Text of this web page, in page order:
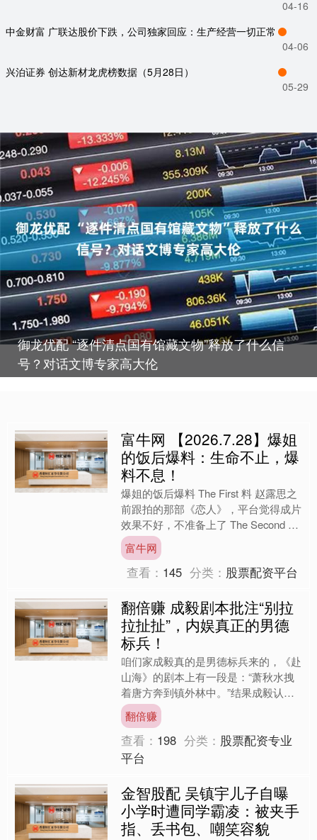
04-16
中金财富 广联达股价下跌，公司独家回应：生产经营一切正常
04-06
兴泊证券 创达新材龙虎榜数据（5月28日）
05-29
御龙优配 “逐件清点国有馆藏文物”释放了什么信
号？对话文博专家高大伦
富牛网 【2026.7.28】爆姐
的饭后爆料：生命不止，爆
料不息！
爆姐的饭后爆料 The First 料 赵露思之
前跟拍的那部《恋人》，平台觉得成片
效果不好，不准备上了 The Second 料
之前会有一些艺人散发假消息，说....
富牛网
查看： 145 分类： 股票配资平台
翻倍赚 成毅剧本批注“别拉
拉扯扯”，内娱真正的男德
标兵！
咱们家成毅真的是男德标兵来的，《赴
山海》的剧本上有一段是：“萧秋水拽
着唐方奔到镇外林中。”结果成毅认认
真真在旁边手写批注：“别拉拉扯
扯！”真的要被成毅笑死了，感....
翻倍赚
查看： 198 分类： 股票配资专业
平台
金智股配 吴镇宇儿子自曝
小学时遭同学霸凌：被夹手
指、丢书包、嘲笑容貌